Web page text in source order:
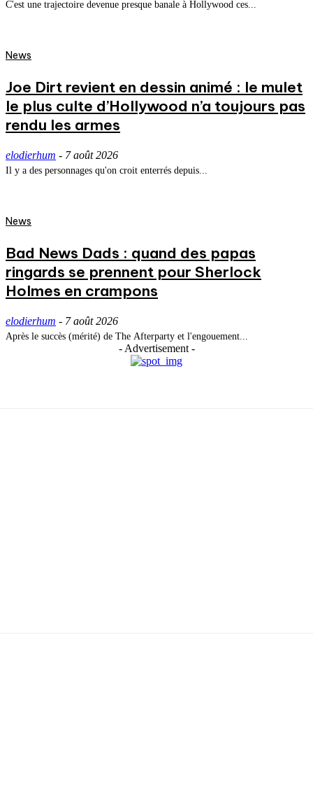
C'est une trajectoire devenue presque banale à Hollywood ces...
News
Joe Dirt revient en dessin animé : le mulet
le plus culte d’Hollywood n’a toujours pas
rendu les armes
elodierhum - 7 août 2026
Il y a des personnages qu'on croit enterrés depuis...
News
Bad News Dads : quand des papas
ringards se prennent pour Sherlock
Holmes en crampons
elodierhum - 7 août 2026
Après le succès (mérité) de The Afterparty et l'engouement...
- Advertisement -